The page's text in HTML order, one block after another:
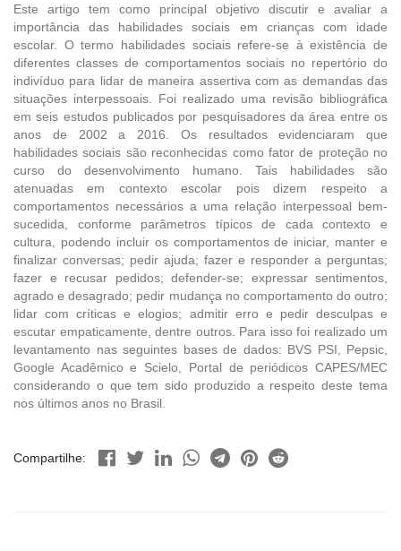
Este artigo tem como principal objetivo discutir e avaliar a
importância das habilidades sociais em crianças com idade
escolar. O termo habilidades sociais refere-se à existência de
diferentes classes de comportamentos sociais no repertório do
indivíduo para lidar de maneira assertiva com as demandas das
situações interpessoais. Foi realizado uma revisão bibliográfica
em seis estudos publicados por pesquisadores da área entre os
anos de 2002 a 2016. Os resultados evidenciaram que
habilidades sociais são reconhecidas como fator de proteção no
curso do desenvolvimento humano. Tais habilidades são
atenuadas em contexto escolar pois dizem respeito a
comportamentos necessários a uma relação interpessoal bem-
sucedida, conforme parâmetros típicos de cada contexto e
cultura, podendo incluir os comportamentos de iniciar, manter e
finalizar conversas; pedir ajuda; fazer e responder a perguntas;
fazer e recusar pedidos; defender-se; expressar sentimentos,
agrado e desagrado; pedir mudança no comportamento do outro;
lidar com críticas e elogios; admitir erro e pedir desculpas e
escutar empaticamente, dentre outros. Para isso foi realizado um
levantamento nas seguintes bases de dados: BVS PSI, Pepsic,
Google Acadêmico e Scielo, Portal de periódicos CAPES/MEC
considerando o que tem sido produzido a respeito deste tema
nos últimos anos no Brasil.
Compartilhe: